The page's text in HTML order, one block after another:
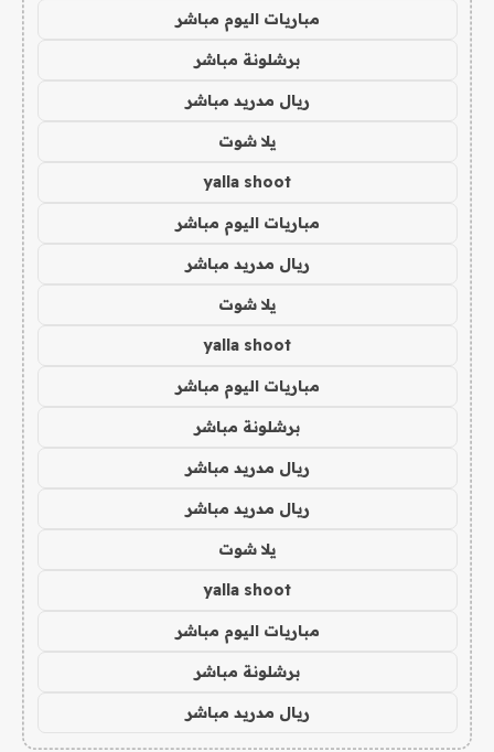
مباريات اليوم مباشر
برشلونة مباشر
ريال مدريد مباشر
يلا شوت
yalla shoot
مباريات اليوم مباشر
ريال مدريد مباشر
يلا شوت
yalla shoot
مباريات اليوم مباشر
برشلونة مباشر
ريال مدريد مباشر
ريال مدريد مباشر
يلا شوت
yalla shoot
مباريات اليوم مباشر
برشلونة مباشر
ريال مدريد مباشر